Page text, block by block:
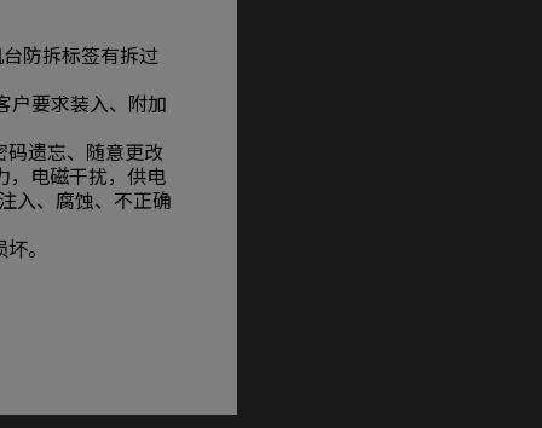
防拆标签有拆过
户要求装入、附加
码遗忘、随意更改
，电磁干扰，供电
入、腐蚀、不正确
。